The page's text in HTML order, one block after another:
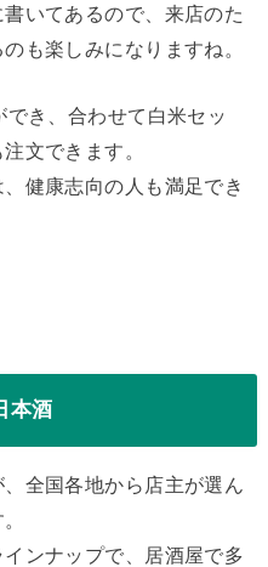
いてあるので、来店のた
も楽しみになりますね。
き、合わせて白米セッ
文できます。
健康志向の人も満足でき
本酒
全国各地から店主が選ん
ンナップで、居酒屋で多